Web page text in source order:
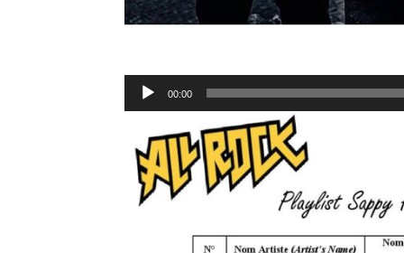
Lecteur
audio
00:00